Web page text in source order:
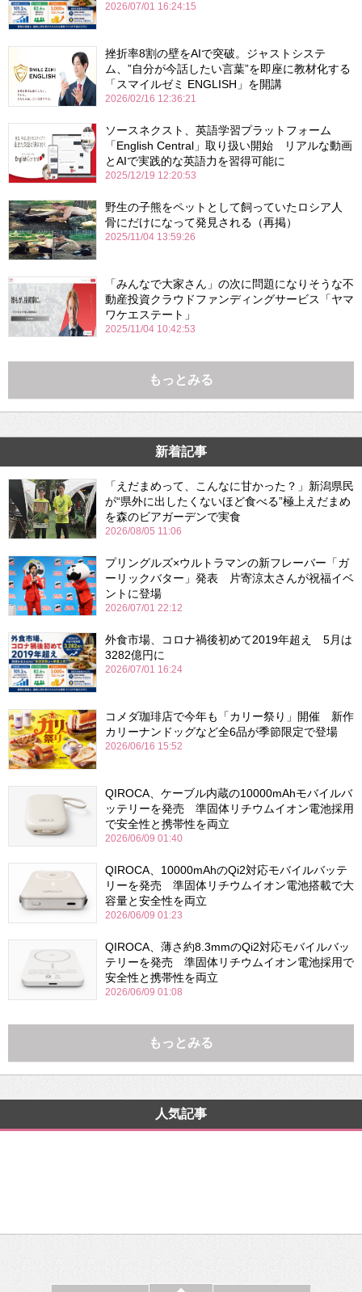
2026/07/01 16:24:15
挫折率8割の壁をAIで突破。ジャストシステ
ム、”自分が今話したい言葉”を即座に教材化する
「スマイルゼミ ENGLISH」を開講
2026/02/16 12:36:21
ソースネクスト、英語学習プラットフォーム
「English Central」取り扱い開始 リアルな動画
とAIで実践的な英語力を習得可能に
2025/12/19 12:20:53
野生の子熊をペットとして飼っていたロシア人
骨にだけになって発見される（再掲）
2025/11/04 13:59:26
「みんなで大家さん」の次に問題になりそうな不
動産投資クラウドファンディングサービス「ヤマ
ワケエステート」
2025/11/04 10:42:53
もっとみる
新着記事
「えだまめって、こんなに甘かった？」新潟県民
が“県外に出したくないほど食べる”極上えだまめ
を森のビアガーデンで実食
2026/08/05 11:06
プリングルズ×ウルトラマンの新フレーバー「ガ
ーリックバター」発表 片寄涼太さんが祝福イベ
ントに登場
2026/07/01 22:12
外食市場、コロナ禍後初めて2019年超え 5月は
3282億円に
2026/07/01 16:24
コメダ珈琲店で今年も「カリー祭り」開催 新作
カリーナンドッグなど全6品が季節限定で登場
2026/06/16 15:52
QIROCA、ケーブル内蔵の10000mAhモバイルバ
ッテリーを発売 準固体リチウムイオン電池採用
で安全性と携帯性を両立
2026/06/09 01:40
QIROCA、10000mAhのQi2対応モバイルバッテ
リーを発売 準固体リチウムイオン電池搭載で大
容量と安全性を両立
2026/06/09 01:23
QIROCA、薄さ約8.3mmのQi2対応モバイルバッ
テリーを発売 準固体リチウムイオン電池採用で
安全性と携帯性を両立
2026/06/09 01:08
もっとみる
人気記事